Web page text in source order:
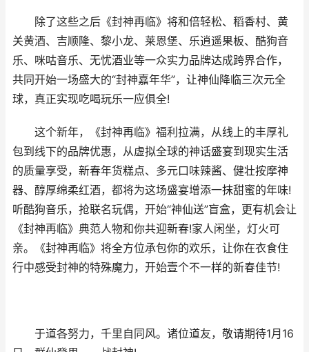
除了这些之后《封神再临》将和倍轻松、稻香村、黄
关黄酒、吉顺隆、黎小龙、莱恩堡、乐逍遥果板、酷狗音
乐、咪咕音乐、无忧酒业等一众实力品牌达成跨界合作，
共同开始一场盛大的“封神嘉年华”，让神仙降临三次元全
球，真正实现吃喝玩乐一应俱全!
这个新年，《封神再临》福利拉满，从线上的丰厚礼
包到线下的品牌优惠，从虚拟全球的神话盛宴到现实生活
的质量享受，新春年货糕点、多元口味辣酱、健壮按摩神
器、醇厚绵柔红酒，都将为这场盛宴增添一抹甜蜜的年味!
听酷狗音乐，抢联名玩偶，开始“神仙送”盲盒，更有机会让
《封神再临》典范人物和你共迎新春!家人闲坐，灯火可
亲。《封神再临》将全方位承包你的欢乐，让你在衣食住
行中感受封神的特殊魔力，开始壹个不一样的新春佳节!
于道各努力，千里自同风。诸位道友，敬请期待1月16